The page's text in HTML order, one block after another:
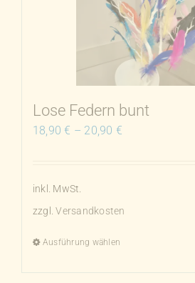
gewählt
werden
Lose Federn bunt
18,90€ – 20,90 €
inkl. MwSt.
zzgl.Versandkosten
Ausführung wählen
Produkt